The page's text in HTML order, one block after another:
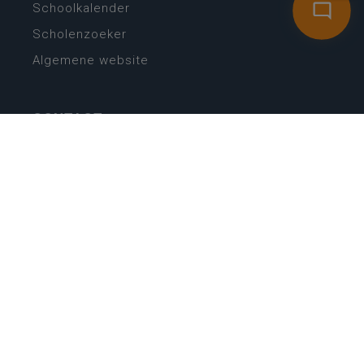
Schoolkalender
Scholenzoeker
Algemene website
CONTACT